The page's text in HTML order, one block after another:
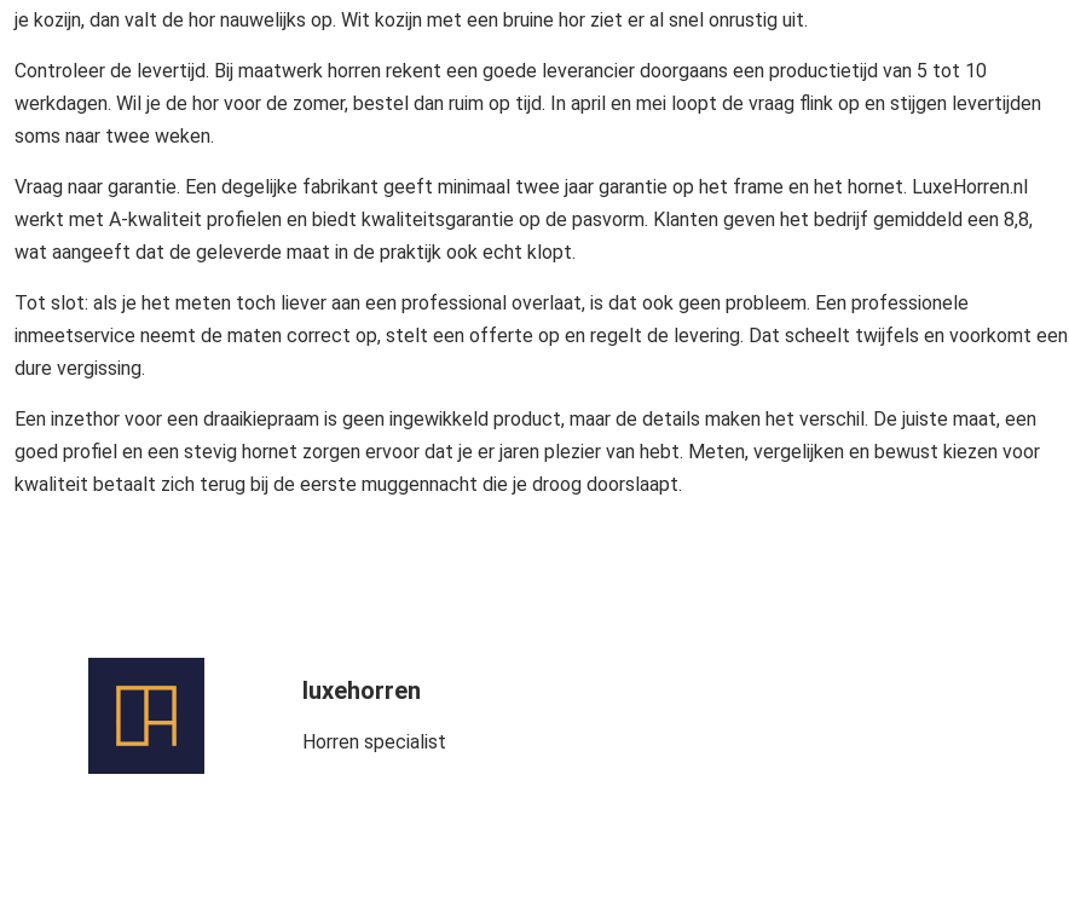
je kozijn, dan valt de hor nauwelijks op. Wit kozijn met een bruine hor ziet er al snel onrustig uit.
Controleer de levertijd. Bij maatwerk horren rekent een goede leverancier doorgaans een productietijd van 5 tot 10
werkdagen. Wil je de hor voor de zomer, bestel dan ruim op tijd. In april en mei loopt de vraag flink op en stijgen levertijden
soms naar twee weken.
Vraag naar garantie. Een degelijke fabrikant geeft minimaal twee jaar garantie op het frame en het hornet. LuxeHorren.nl
werkt met A-kwaliteit profielen en biedt kwaliteitsgarantie op de pasvorm. Klanten geven het bedrijf gemiddeld een 8,8,
wat aangeeft dat de geleverde maat in de praktijk ook echt klopt.
Tot slot: als je het meten toch liever aan een professional overlaat, is dat ook geen probleem. Een professionele
inmeetservice neemt de maten correct op, stelt een offerte op en regelt de levering. Dat scheelt twijfels en voorkomt een
dure vergissing.
Een inzethor voor een draaikiepraam is geen ingewikkeld product, maar de details maken het verschil. De juiste maat, een
goed profiel en een stevig hornet zorgen ervoor dat je er jaren plezier van hebt. Meten, vergelijken en bewust kiezen voor
kwaliteit betaalt zich terug bij de eerste muggennacht die je droog doorslaapt.
luxehorren
Horren specialist